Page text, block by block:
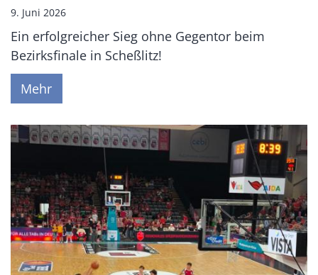
9. Juni 2026
Ein erfolgreicher Sieg ohne Gegentor beim
Bezirksfinale in Scheßlitz!
Mehr